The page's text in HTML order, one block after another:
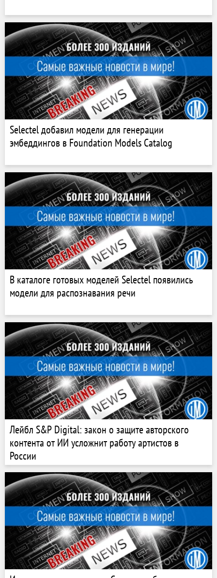
Selectel добавил модели для генерации
эмбеддингов в Foundation Models Catalog
В каталоге готовых моделей Selectel появились
модели для распознавания речи
Лейбл S&P Digital: закон о защите авторского
контента от ИИ усложнит работу артистов в
России